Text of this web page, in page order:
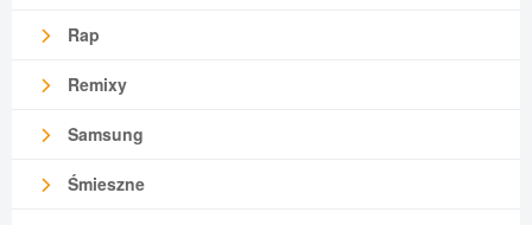
Rap
Remixy
Samsung
Śmieszne